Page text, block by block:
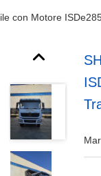
con Motore